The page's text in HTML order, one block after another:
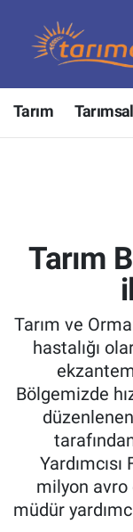
Tarım
Tarım
Tarım ve
hastalığı
Bölgemizde
milyon avro
müdür
Tarım
Hayvancılık
Tarımsal
Tarım
TZOB
Tarım
Pankobirlik
Et fiyatları
Tarım Bilgisi
Nöbetçi
Hava
Tüm
Son Dakika
Haber Arşivi